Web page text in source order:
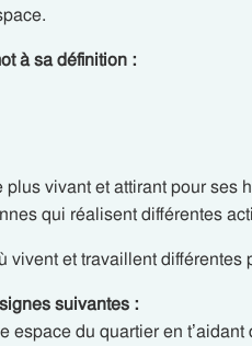
à sa définition :
vivant et attirant pour ses
qui réalisent différentes
vivent et travaillent différentes
suivantes :
espace du quartier en